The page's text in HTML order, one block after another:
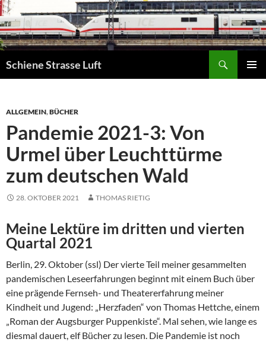
Zum
Inhalt
springen
Schiene Strasse Luft
ALLGEMEIN,BÜCHER
Pandemie 2021-3: Von
Urmel über Leuchttürme
zum deutschen Wald
28. OKTOBER 2021 THOMAS RIETIG
Meine Lektüre im dritten und vierten
Quartal 2021
Berlin, 29. Oktober (ssl) Der vierte Teil meiner gesammelten
pandemischen Leseerfahrungen beginnt mit einem Buch über
eine prägende Fernseh- und Theatererfahrung meiner
Kindheit und Jugend: „Herzfaden“ von Thomas Hettche, einem
„Roman der Augsburger Puppenkiste“. Mal sehen, wie lange es
diesmal dauert, elf Bücher zu lesen. Die Pandemie ist noch